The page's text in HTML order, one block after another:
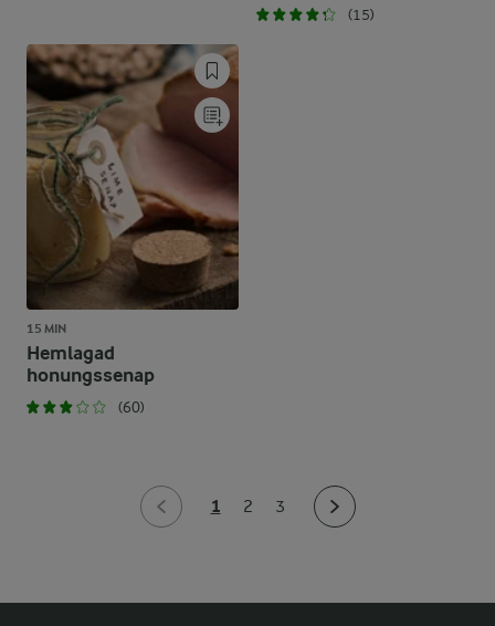
(15)
15 MIN
Hemlagad
honungssenap
(60)
1 2 3